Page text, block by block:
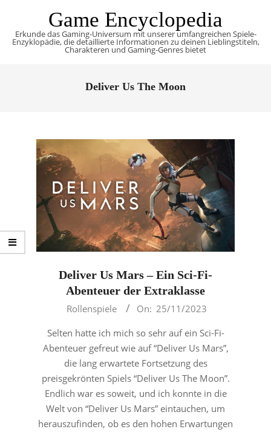
content
Game Encyclopedia
Erkunde das Gaming-Universum mit unserer umfangreichen Spiele-
Enzyklopädie, die detaillierte Informationen zu deinen Lieblingstiteln,
Charakteren und Gaming-Genres bietet
Deliver Us The Moon
Deliver Us Mars – Ein Sci-Fi-
Abenteuer der Extraklasse
Rollenspiele On: 25/11/2023
Selten hatte ich mich so sehr auf ein Sci-Fi-
Abenteuer gefreut wie auf “Deliver Us Mars”,
die lang erwartete Fortsetzung des
preisgekrönten Spiels “Deliver Us The Moon”.
Endlich war es soweit, und ich konnte in die
Welt von “Deliver Us Mars” eintauchen, um
herauszufinden, ob es den hohen Erwartungen